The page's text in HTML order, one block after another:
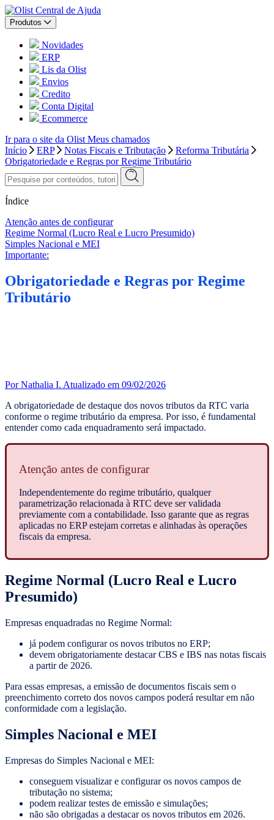
Central de Ajuda
Produtos
Novidades
ERP
Lis da Olist
Envios
Credito
Conta Digital
Ecommerce
Ir para o site da Olist Meus chamados
Início
ERP Notas Fiscais e Tributação
Reforma Tributária
Obrigatoriedade e Regras por Regime Tributário
Índice
Atenção antes de configurar
Regime Normal (Lucro Real e Lucro Presumido)
Simples Nacional e MEI
Importante:
Obrigatoriedade e Regras por Regime
Tributário
Por Nathalia I. Atualizado em 09/02/2026
A obrigatoriedade de destaque dos novos tributos da RTC varia
conforme o regime tributário da empresa. Por isso, é fundamental
entender como cada enquadramento será impactado.
Atenção antes de configurar
Independentemente do regime tributário, qualquer
parametrização relacionada à RTC deve ser validada
previamente com a contabilidade. Isso garante que as regras
aplicadas no ERP estejam corretas e alinhadas às operações
fiscais da empresa.
Regime Normal (Lucro Real e Lucro
Presumido)
Empresas enquadradas no Regime Normal:
já podem configurar os novos tributos no ERP;
devem obrigatoriamente destacar CBS e IBS nas notas fiscais
a partir de 2026.
Para essas empresas, a emissão de documentos fiscais sem o
preenchimento correto dos novos campos poderá resultar em não
conformidade com a legislação.
Simples Nacional e MEI
Empresas do Simples Nacional e MEI:
conseguem visualizar e configurar os novos campos de
tributação no sistema;
podem realizar testes de emissão e simulações;
não são obrigadas a destacar os novos tributos em 2026.